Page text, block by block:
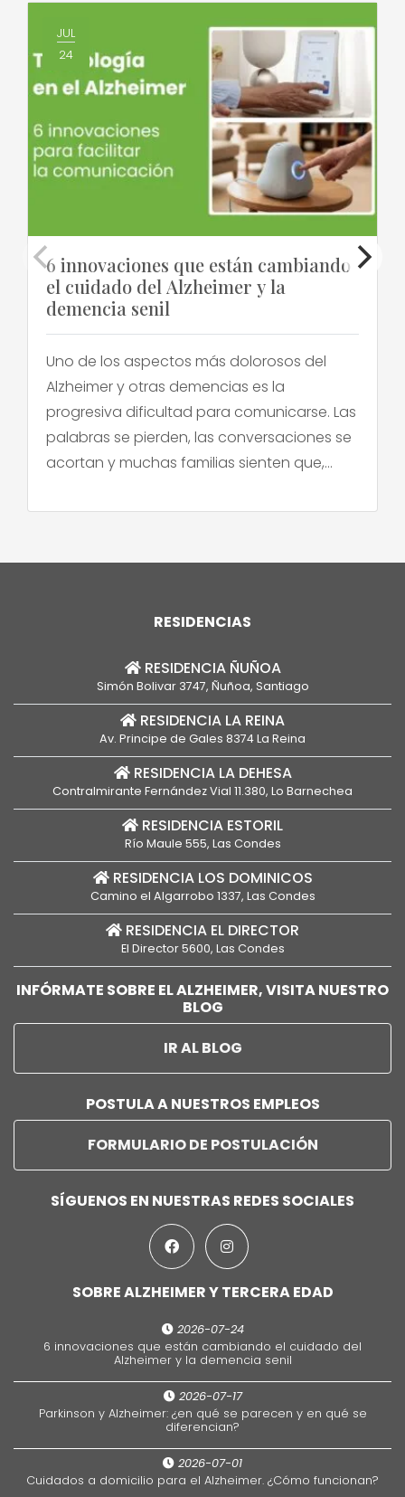
JUL
24
6 innovaciones que están cambiando
el cuidado del Alzheimer y la
demencia senil
Uno de los aspectos más dolorosos del
Alzheimer y otras demencias es la
progresiva dificultad para comunicarse. Las
palabras se pierden, las conversaciones se
acortan y muchas familias sienten que,
las conecta con su ser querido. Frente a
[…]
RESIDENCIAS
RESIDENCIA ÑUÑOA
Simón Bolivar 3747, Ñuñoa, Santiago
RESIDENCIA LA REINA
Av. Principe de Gales 8374 La Reina
RESIDENCIA LA DEHESA
Contralmirante Fernández Vial 11.380, Lo Barnechea
RESIDENCIA ESTORIL
Río Maule 555, Las Condes
RESIDENCIA LOS DOMINICOS
Camino el Algarrobo 1337, Las Condes
RESIDENCIA EL DIRECTOR
El Director 5600, Las Condes
INFÓRMATE SOBRE EL ALZHEIMER, VISITA NUESTRO
BLOG
IR AL BLOG
POSTULA A NUESTROS EMPLEOS
FORMULARIO DE POSTULACIÓN
SÍGUENOS EN NUESTRAS REDES SOCIALES
SOBRE ALZHEIMER Y TERCERA EDAD
2026-07-24
6 innovaciones que están cambiando el cuidado del
Alzheimer y la demencia senil
2026-07-17
Parkinson y Alzheimer: ¿en qué se parecen y en qué se
diferencian?
2026-07-01
Cuidados a domicilio para el Alzheimer. ¿Cómo funcionan?